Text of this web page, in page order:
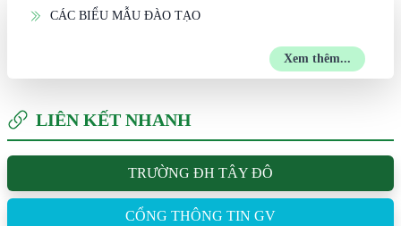
CÁC BIỂU MẪU ĐÀO TẠO
Xem thêm...
LIÊN KẾT NHANH
TRƯỜNG ĐH TÂY ĐÔ
CỔNG THÔNG TIN GV